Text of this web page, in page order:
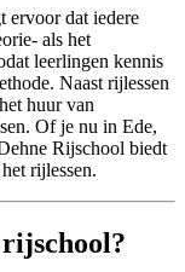
ervoor dat iedere
als het
leerlingen kennis
Naast rijlessen
huur van
Of je nu in Ede,
Rijschool biedt
rijlessen.